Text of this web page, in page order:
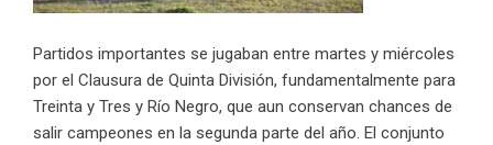
Partidos importantes se jugaban entre martes y miércoles
por el Clausura de Quinta División, fundamentalmente para
Treinta y Tres y Río Negro, que aun conservan chances de
salir campeones en la segunda parte del año. El conjunto